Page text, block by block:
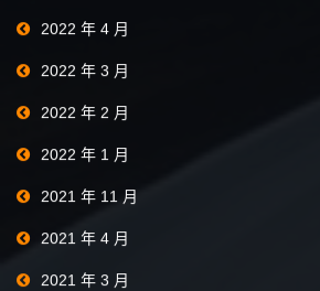
2022 年 4 月
2022 年 3 月
2022 年 2 月
2022 年 1 月
2021 年 11 月
2021 年 4 月
2021 年 3 月